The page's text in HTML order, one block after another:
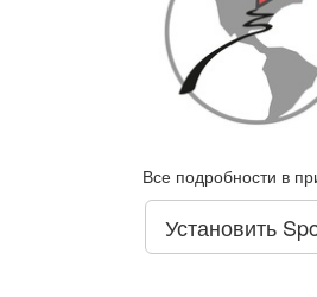
Все подробности в
Установить